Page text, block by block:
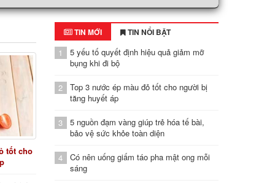
tốt cho
TIN MỚI TIN NỔI BẬT
1
5 yếu tố quyết định hiệu quả giảm mỡ
bụng khi đi bộ
2
Top 3 nước ép màu đỏ tốt cho người bị
tăng huyết áp
3
5 nguồn đạm vàng giúp trẻ hóa tế bài,
bảo vệ sức khỏe toàn diện
4
Có nên uống giấm táo pha mật ong mỗi
sáng